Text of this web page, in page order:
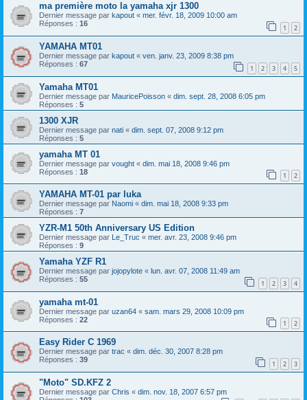
ma première moto la yamaha xjr 1300
Dernier message par kapout « mer. févr. 18, 2009 10:00 am
Réponses : 16 1 2
YAMAHA MT01
Dernier message par kapout « ven. janv. 23, 2009 8:38 pm
Réponses : 67 1 2 3 4 5
Yamaha MT01
Dernier message par MauricePoisson « dim. sept. 28, 2008 6:05 pm
Réponses : 5
1300 XJR
Dernier message par nati « dim. sept. 07, 2008 9:12 pm
Réponses : 5
yamaha MT 01
Dernier message par vought « dim. mai 18, 2008 9:46 pm
Réponses : 18 1 2
YAMAHA MT-01 par luka
Dernier message par Naomi « dim. mai 18, 2008 9:33 pm
Réponses : 7
YZR-M1 50th Anniversary US Edition
Dernier message par Le_Truc « mer. avr. 23, 2008 9:46 pm
Réponses : 9
Yamaha YZF R1
Dernier message par jojopylote « lun. avr. 07, 2008 11:49 am
Réponses : 55 1 2 3 4
yamaha mt-01
Dernier message par uzan64 « sam. mars 29, 2008 10:09 pm
Réponses : 22 1 2
Easy Rider C 1969
Dernier message par trac « dim. déc. 30, 2007 8:28 pm
Réponses : 39 1 2 3
"Moto" SD.KFZ 2
Dernier message par Chris « dim. nov. 18, 2007 6:57 pm